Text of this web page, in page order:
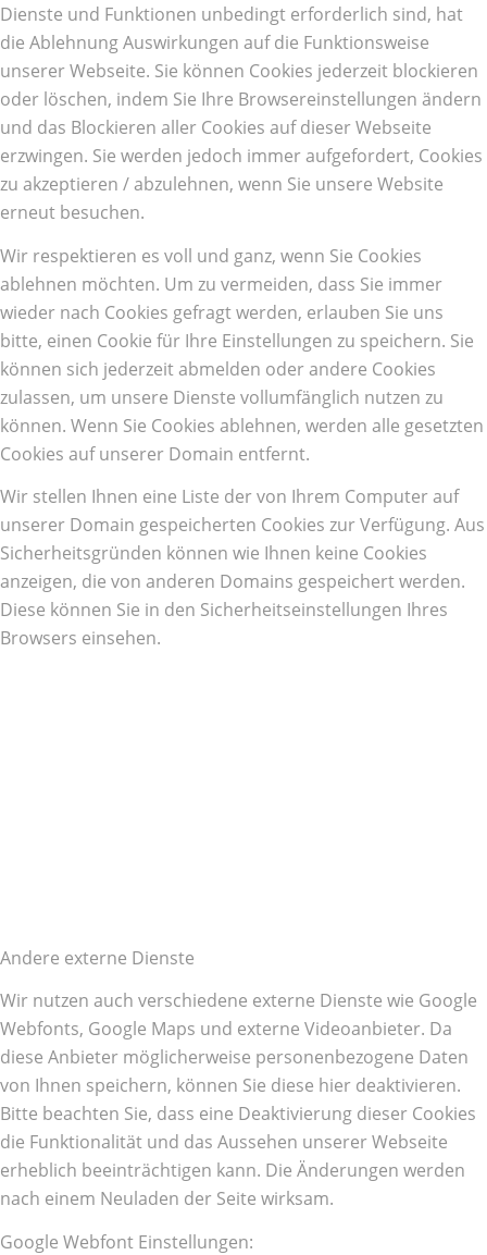
Dienste und Funktionen unbedingt erforderlich sind, hat
die Ablehnung Auswirkungen auf die Funktionsweise
unserer Webseite. Sie können Cookies jederzeit blockieren
oder löschen, indem Sie Ihre Browsereinstellungen ändern
und das Blockieren aller Cookies auf dieser Webseite
erzwingen. Sie werden jedoch immer aufgefordert, Cookies
zu akzeptieren / abzulehnen, wenn Sie unsere Website
erneut besuchen.
Wir respektieren es voll und ganz, wenn Sie Cookies
ablehnen möchten. Um zu vermeiden, dass Sie immer
wieder nach Cookies gefragt werden, erlauben Sie uns
bitte, einen Cookie für Ihre Einstellungen zu speichern. Sie
können sich jederzeit abmelden oder andere Cookies
zulassen, um unsere Dienste vollumfänglich nutzen zu
können. Wenn Sie Cookies ablehnen, werden alle gesetzten
Cookies auf unserer Domain entfernt.
Wir stellen Ihnen eine Liste der von Ihrem Computer auf
unserer Domain gespeicherten Cookies zur Verfügung. Aus
Sicherheitsgründen können wie Ihnen keine Cookies
anzeigen, die von anderen Domains gespeichert werden.
Diese können Sie in den Sicherheitseinstellungen Ihres
Browsers einsehen.
Andere externe Dienste
Wir nutzen auch verschiedene externe Dienste wie Google
Webfonts, Google Maps und externe Videoanbieter. Da
diese Anbieter möglicherweise personenbezogene Daten
von Ihnen speichern, können Sie diese hier deaktivieren.
Bitte beachten Sie, dass eine Deaktivierung dieser Cookies
die Funktionalität und das Aussehen unserer Webseite
erheblich beeinträchtigen kann. Die Änderungen werden
nach einem Neuladen der Seite wirksam.
Google Webfont Einstellungen: